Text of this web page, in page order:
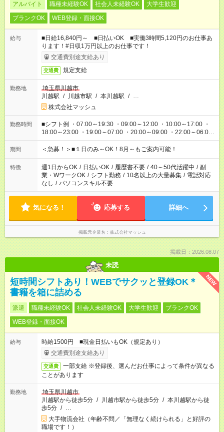
アルバイト 職種未経験OK 社会人未経験OK
大学生歓迎
ブランクOK
WEB登録・面接OK
給与
■日給16,840円～ ■日払いOK ■実働3時間5,120円のお仕事あ
ります！#日収1万円以上のお仕事です！
交通費別途支給あり
交通費 規定支給
勤務地
埼玉県川越市
川越駅 / 川越市駅 / 本川越駅 / …
株式会社マッシュ
勤務時間
■シフト例 ・07:00～19:30 ・09:00～12:00 ・10:00～17:00 ・
18:00～23:00 ・19:00～07:00 ・20:00～09:00 ・22:00～06:00
etc ★最短で3時間で5,120円のお仕事から 15時間で2万円近く稼
げるお仕事も！ ご希望のお時間に合わせてご紹介！ ※シフトは
ください！
期間 ＜急募！＞■１日のみ～OK！8月～もご案内可能！
特徴 週1日からOK / 日払いOK / 履歴書不要 / 40～50代活躍中 / 副
業・WワークOK / シフト勤務 / 10名以上の大量募集 / 電話対応
なし / パソコンスキル不要
気になる！ 応募する 詳細へ
掲載元企業名 株式会社マッシュ
掲載日：2026.08.07
未読
NEW
短時間シフトあり！WEBでサクッと登録OK＊
書籍を箱に詰める
派遣 職種未経験OK 社会人未経験OK 大学生歓迎
ブランクOK
WEB登録・面接OK
給与
時給1500円 ■現金日払いもOK（規定あり）
交通費別途支給あり
交通費
一部支給 ※登録後、選んだお仕事によって条件が異なる
ことがあります
勤務地
埼玉県川越市
川越駅から徒歩5分 / 川越市駅から徒歩5分 / 本川越駅から徒
歩5分 / …
大手物流会社（年齢不問／「無理なく続けられる」と好評の
職場です！）